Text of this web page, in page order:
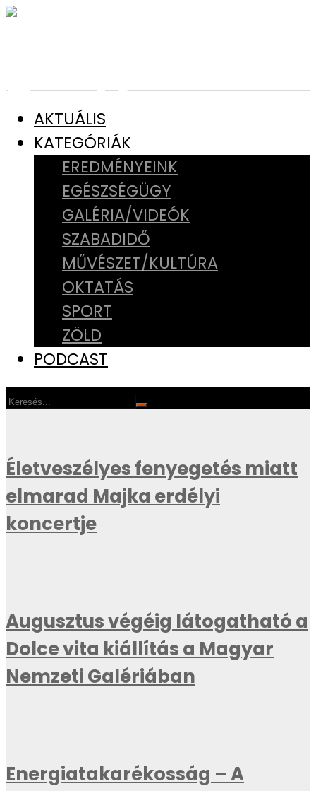
AKTUÁLIS
KATEGÓRIÁK
EREDMÉNYEINK
EGÉSZSÉGÜGY
GALÉRIA/VIDEÓK
SZABADIDŐ
MŰVÉSZET/KULTÚRA
OKTATÁS
SPORT
ZÖLD
PODCAST
Életveszélyes fenyegetés miatt
elmarad Majka erdélyi
koncertje
Augusztus végéig látogatható a
Dolce vita kiállítás a Magyar
Nemzeti Galériában
Energiatakarékosság – A